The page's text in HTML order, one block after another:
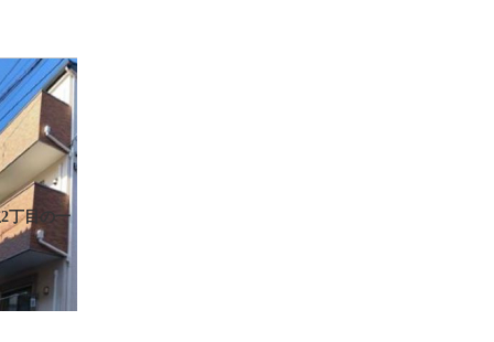
丁目の一